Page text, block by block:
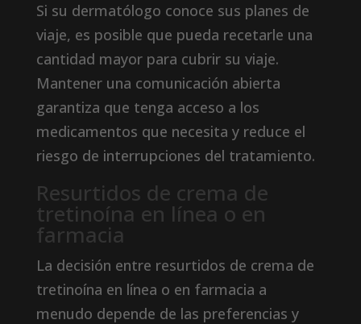
Si su dermatólogo conoce sus planes de
viaje, es posible que pueda recetarle una
cantidad mayor para cubrir su viaje.
Mantener una comunicación abierta
garantiza que tenga acceso a los
medicamentos que necesita y reduce el
riesgo de interrupciones del tratamiento.
Resurtidos de crema de
tretinoína en línea o en
farmacia
La decisión entre resurtidos de crema de
tretinoína en línea o en farmacia a
menudo depende de las preferencias y